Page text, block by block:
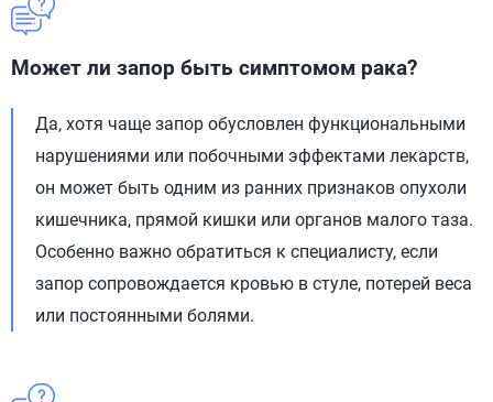
Может ли запор быть симптомом рака?
Да, хотя чаще запор обусловлен функциональными
нарушениями или побочными эффектами лекарств,
он может быть одним из ранних признаков опухоли
кишечника, прямой кишки или органов малого таза.
Особенно важно обратиться к специалисту, если
запор сопровождается кровью в стуле, потерей веса
или постоянными болями.